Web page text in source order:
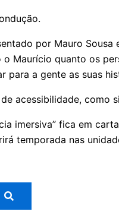
por Mauro
Maurício quanto os
a gente as suas
acessibilidade,
imersiva” fica em
temporada nas